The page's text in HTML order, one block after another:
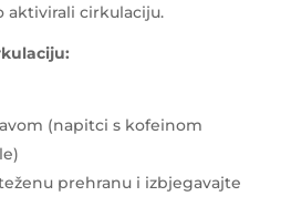
aktivirali cirkulaciju.
(napitci s kofeinom
prehranu i izbjegavajte